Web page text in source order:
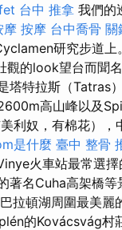
台中 推拿 我們的
摩 按摩 台中喬骨 關
研究步道上
觀的look望台而聞
塔特拉斯（Tatras
高山峰以及
利奴，有棉花）
是什麼 臺中 整骨
火車站最常選擇
著名Cuha高架橋等
巴拉頓湖周圍最美麗
的Kovácsvág村